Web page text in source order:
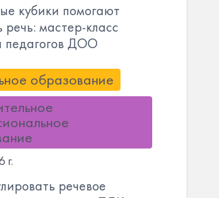
кубики помогают
речь: мастер-класс
ДОО
образование
г.
речевое